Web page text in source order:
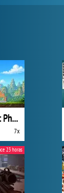
One Shot Tower: Physics Destroyer
7x
23 horas